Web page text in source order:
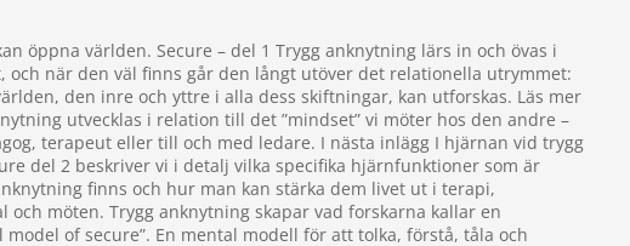
öppna världen. Secure – del 1 Trygg anknytning lärs in och övas i
och när den väl finns går den långt utöver det relationella utrymmet:
den inre och yttre i alla dess skiftningar, kan utforskas. Läs mer
utvecklas i relation till det ”mindset” vi möter hos den andre –
terapeut eller till och med ledare. I nästa inlägg I hjärnan vid trygg
del 2 beskriver vi i detalj vilka specifika hjärnfunktioner som är
finns och hur man kan stärka dem livet ut i terapi,
och möten. Trygg anknytning skapar vad forskarna kallar en
model of secure”. En mental modell för att tolka, förstå, tåla och